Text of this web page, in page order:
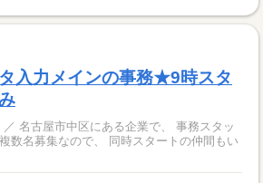
タ入力メインの事務★9時スタ
タッ